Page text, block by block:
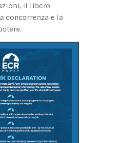
il libero
concorrenza e la